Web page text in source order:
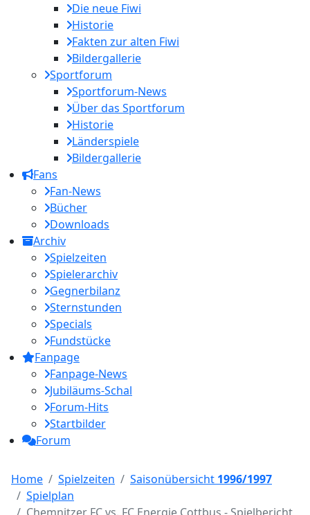
Die neue Fiwi
Historie
Fakten zur alten Fiwi
Bildergallerie
Sportforum
Sportforum-News
Über das Sportforum
Historie
Länderspiele
Bildergallerie
Fans
Fan-News
Bücher
Downloads
Archiv
Spielzeiten
Spielerarchiv
Gegnerbilanz
Sternstunden
Specials
Fundstücke
Fanpage
Fanpage-News
Jubiläums-Schal
Forum-Hits
Startbilder
Forum
Home Spielzeiten Saisonübersicht 1996/1997
Spielplan